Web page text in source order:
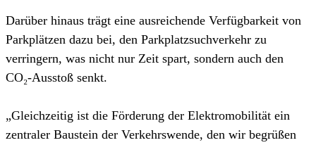
Darüber hinaus trägt eine ausreichende Verfügbarkeit von
Parkplätzen dazu bei, den Parkplatzsuchverkehr zu
verringern, was nicht nur Zeit spart, sondern auch den
CO₂-Ausstoß senkt.
„Gleichzeitig ist die Förderung der Elektromobilität ein
zentraler Baustein der Verkehrswende, den wir begrüßen